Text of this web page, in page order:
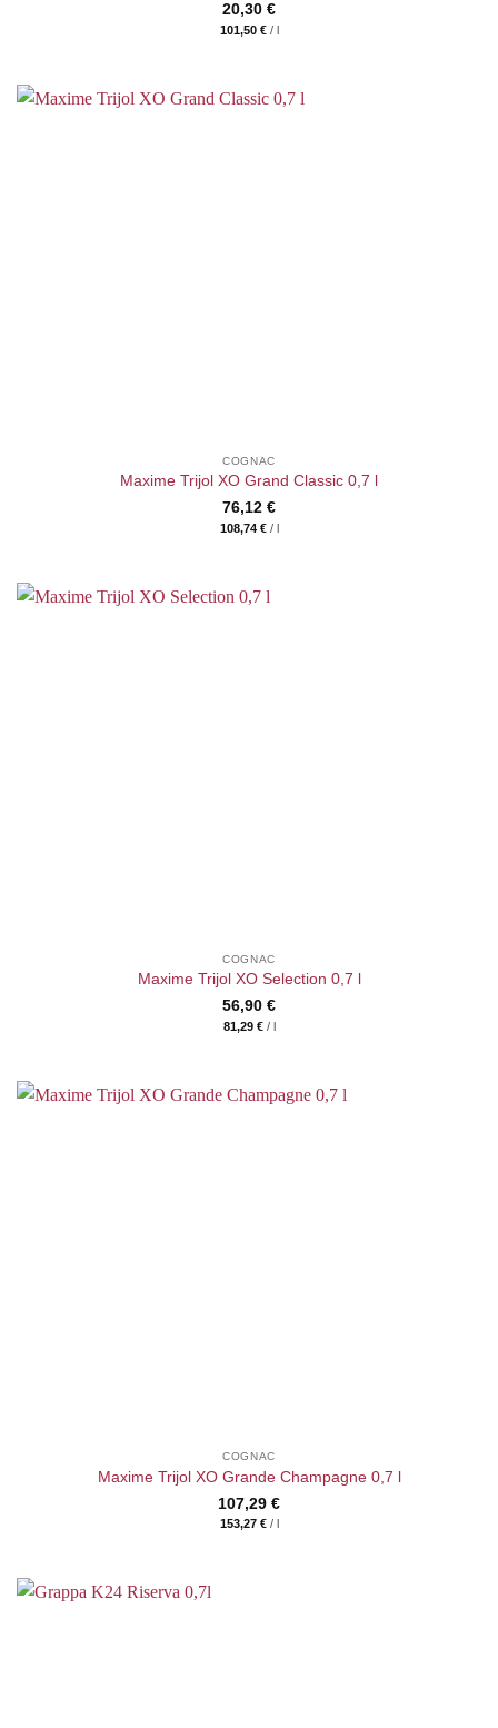
20,30 €
101,50 €/ l
COGNAC
Maxime Trijol XO Grand Classic 0,7 l
76,12 €
108,74 €/ l
COGNAC
Maxime Trijol XO Selection 0,7 l
56,90 €
81,29 €/ l
COGNAC
Maxime Trijol XO Grande Champagne 0,7 l
107,29 €
153,27 €/